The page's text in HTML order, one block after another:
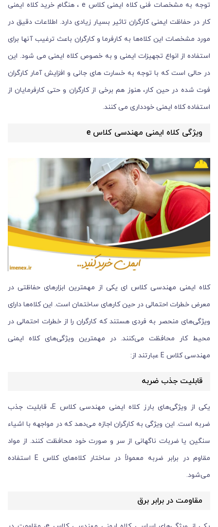
توجه به مشخصات فنی کلاه ایمنی کلاس e ، هنگام خرید کلاه ایمنی
کار در حفاظت ایمنی کارگران تاثیر بسیار زیادی دارد. اطلاعات دقیق در
مورد مشخصات این کلاه‌ها به کارفرما و کارگران باعث ترغیب آنها برای
استفاده از انواع تجهیزات ایمنی و به خصوص کلاه ایمنی می شود. این
در حالی است که با توجه به خسارت های جانی و افزایش آمار کارگران
فوت شده در حین کار، هنوز هم برخی از کارگران و حتی کارفرمایان از
استفاده کلاه ایمنی خودداری می کنند.
ویژگی کلاه ایمنی مهندسی کلاس e
کلاه ایمنی مهندسی کلاس ای یکی از مهمترین ابزارهای حفاظتی در
معرض خطرات احتمالی در حین کارهای ساختمان است. این کلاه‌ها دارای
ویژگی‌های منحصر به فردی هستند که کارگران را از خطرات احتمالی در
محیط کار محافظت می‌کنند. در مهمترین ویژگی‌های کلاه ایمنی
مهندسی کلاس E عبارتند از:
قابلیت جذب ضربه
یکی از ویژگی‌های بارز کلاه ایمنی مهندسی کلاس E، قابلیت جذب
ضربه است. این ویژگی به کارگران اجازه می‌دهد که در مواجهه با اشیاء
سنگین یا ضربات ناگهانی از سر و صورت خود محافظت کنند. از مواد
مقاوم در برابر ضربه معمولاً در ساختار کلاه‌های کلاس E استفاده
می‌شود.
مقاومت در برابر برق